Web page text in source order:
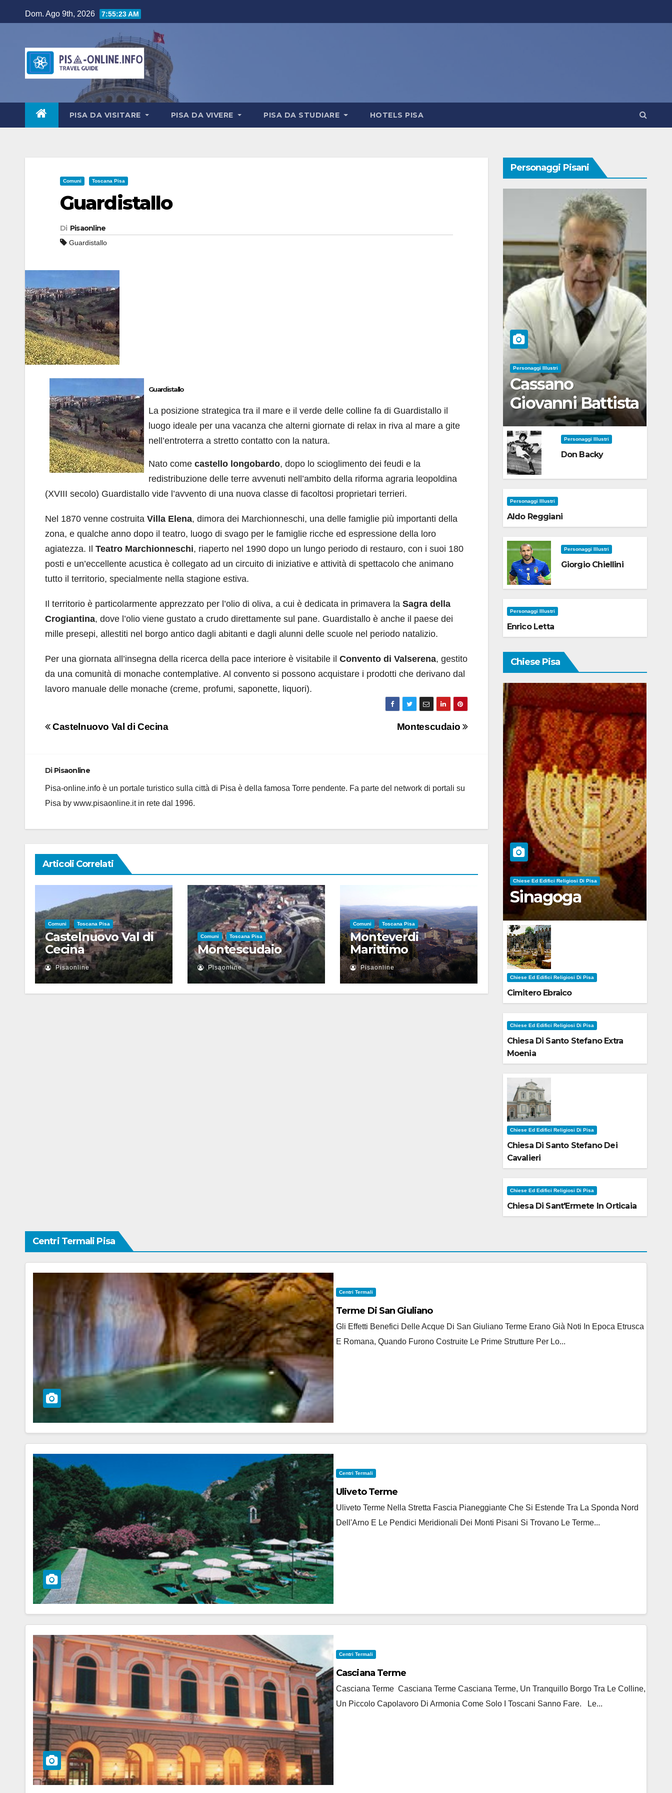
al
Dom. Ago 9th, 2026 7:55:24 AM
PISA DA VISITARE PISA DA VIVERE PISA DA STUDIARE HOTELS PISA
Comuni Toscana Pisa
Guardistallo
Di Pisaonline
Guardistallo
Guardistallo
La posizione strategica tra il mare e il verde delle colline fa di Guardistallo il
luogo ideale per una vacanza che alterni giornate di relax in riva al mare a gite
nell’entroterra a stretto contatto con la natura.
Nato come castello longobardo, dopo lo scioglimento dei feudi e la
redistribuzione delle terre avvenuti nell’ambito della riforma agraria leopoldina
(XVIII secolo) Guardistallo vide l’avvento di una nuova classe di facoltosi proprietari terrieri.
Nel 1870 venne costruita Villa Elena, dimora dei Marchionneschi, una delle famiglie più importanti della
zona, e qualche anno dopo il teatro, luogo di svago per le famiglie ricche ed espressione della loro
agiatezza. Il Teatro Marchionneschi, riaperto nel 1990 dopo un lungo periodo di restauro, con i suoi 180
posti e un’eccellente acustica è collegato ad un circuito di iniziative e attività di spettacolo che animano
tutto il territorio, specialmente nella stagione estiva.
Il territorio è particolarmente apprezzato per l’olio di oliva, a cui è dedicata in primavera la Sagra della
Crogiantina, dove l’olio viene gustato a crudo direttamente sul pane. Guardistallo è anche il paese dei
mille presepi, allestiti nel borgo antico dagli abitanti e dagli alunni delle scuole nel periodo natalizio.
Per una giornata all’insegna della ricerca della pace interiore è visitabile il Convento di Valserena, gestito
da una comunità di monache contemplative. Al convento si possono acquistare i prodotti che derivano dal
lavoro manuale delle monache (creme, profumi, saponette, liquori).
Navigazione
Montescudaio
Castelnuovo Val di Cecina
Di Pisaonline
Pisa-online.info è un portale turistico sulla città di Pisa è della famosa Torre pendente. Fa parte del network di portali su
Pisa by www.pisaonline.it in rete dal 1996.
Articoli Correlati
Comuni Toscana Pisa
Castelnuovo Val di
Cecina
Pisaonline
Comuni Toscana Pisa
Montescudaio
Pisaonline
Comuni Toscana Pisa
Monteverdi
Marittimo
Pisaonline
Personaggi Pisani
Personaggi Illustri
Cassano
Giovanni Battista
Personaggi Illustri
Don Backy
Personaggi Illustri
Aldo Reggiani
Personaggi Illustri
Giorgio Chiellini
Personaggi Illustri
Enrico Letta
Chiese Pisa
Chiese Ed Edifici Religiosi Di Pisa
Sinagoga
Chiese Ed Edifici Religiosi Di Pisa
Cimitero Ebraico
Chiese Ed Edifici Religiosi Di Pisa
Chiesa Di Santo Stefano Extra
Moenia
Chiese Ed Edifici Religiosi Di Pisa
Chiesa Di Santo Stefano Dei
Cavalieri
Chiese Ed Edifici Religiosi Di Pisa
Chiesa Di Sant'Ermete In Orticaia
Centri Termali Pisa
Centri Termali
Terme Di San Giuliano
Gli Effetti Benefici Delle Acque Di San Giuliano Terme Erano Già Noti In Epoca Etrusca
E Romana, Quando Furono Costruite Le Prime Strutture Per Lo...
Centri Termali
Uliveto Terme
Uliveto Terme Nella Stretta Fascia Pianeggiante Che Si Estende Tra La Sponda Nord
Dell'Arno E Le Pendici Meridionali Dei Monti Pisani Si Trovano Le Terme...
Centri Termali
Casciana Terme
Casciana Terme Casciana Terme Casciana Terme, Un Tranquillo Borgo Tra Le Colline,
Un Piccolo Capolavoro Di Armonia Come Solo I Toscani Sanno Fare. Le...